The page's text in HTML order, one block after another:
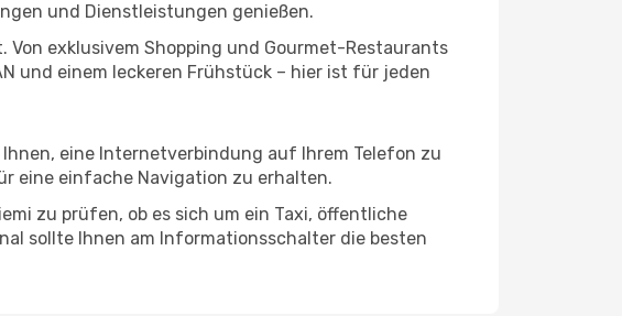
und Dienstleistungen genießen.
exklusivem Shopping und Gourmet-Restaurants
und einem leckeren Frühstück – hier ist für jeden
eine Internetverbindung auf Ihrem Telefon zu
eine einfache Navigation zu erhalten.
zu prüfen, ob es sich um ein Taxi, öffentliche
sollte Ihnen am Informationsschalter die besten